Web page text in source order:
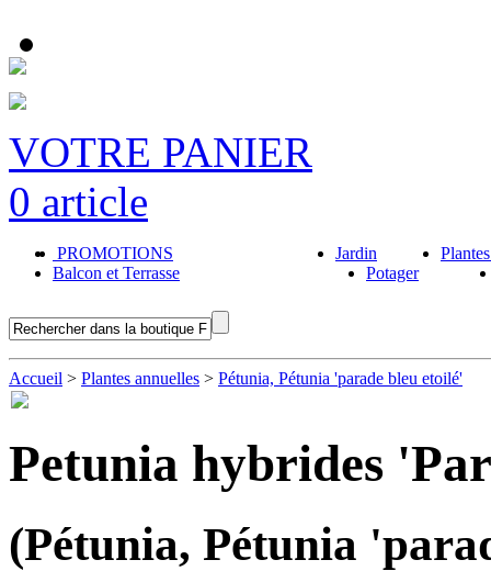
VOTRE PANIER
0 article
PROMOTIONS Jardin
Balcon et Terrasse
Potager
Accueil > Plantes annuelles > Pétunia, Pétunia 'parade bleu etoilé'
Petunia hybrides
(Pétunia, Pétunia